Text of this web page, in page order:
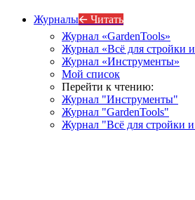
Журналы🡨 Читать
Журнал «GardenTools»
Журнал «Всё для стройки
Журнал «Инструменты»
Мой список
Перейти к чтению:
Журнал "Инструменты"
Журнал "GardenTools"
Журнал "Всё для стройки